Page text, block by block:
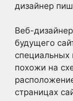
дизайнер
Веб-
будущего
похожи на
страницах